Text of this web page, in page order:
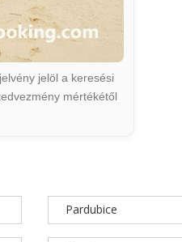
jelöl a keresési
mértékétől
Pardubice